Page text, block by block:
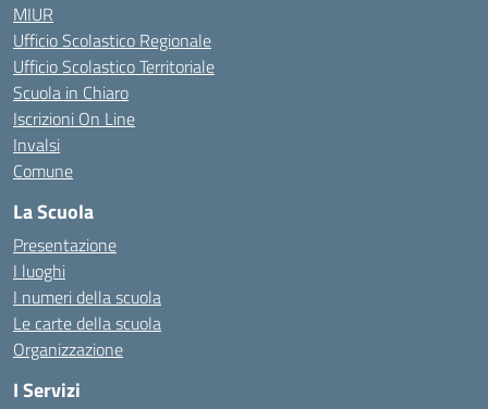
MIUR
Ufficio Scolastico Regionale
Ufficio Scolastico Territoriale
Scuola in Chiaro
Iscrizioni On Line
Invalsi
Comune
La Scuola
Presentazione
I luoghi
I numeri della scuola
Le carte della scuola
Organizzazione
I Servizi